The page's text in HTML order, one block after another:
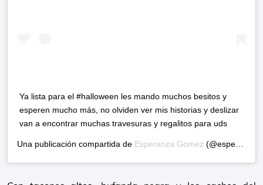
Ya lista para el #halloween les mando muchos besitos y
esperen mucho más, no olviden ver mis historias y deslizar
van a encontrar muchas travesuras y regalitos para uds
Una publicación compartida de Esperanza Gomez (@esperanzagomez) el